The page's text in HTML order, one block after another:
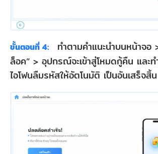
ขั้นตอนที่ 4:
ทำตามคำแนะนำบนหน้าจ
ล็อค” > อุปกรณ์จะเข้าสู่โหมดกู้คืน และท
ไอโฟนลืมรหัสให้อัตโนมัติ เป็นอันเสร็จสิ้น